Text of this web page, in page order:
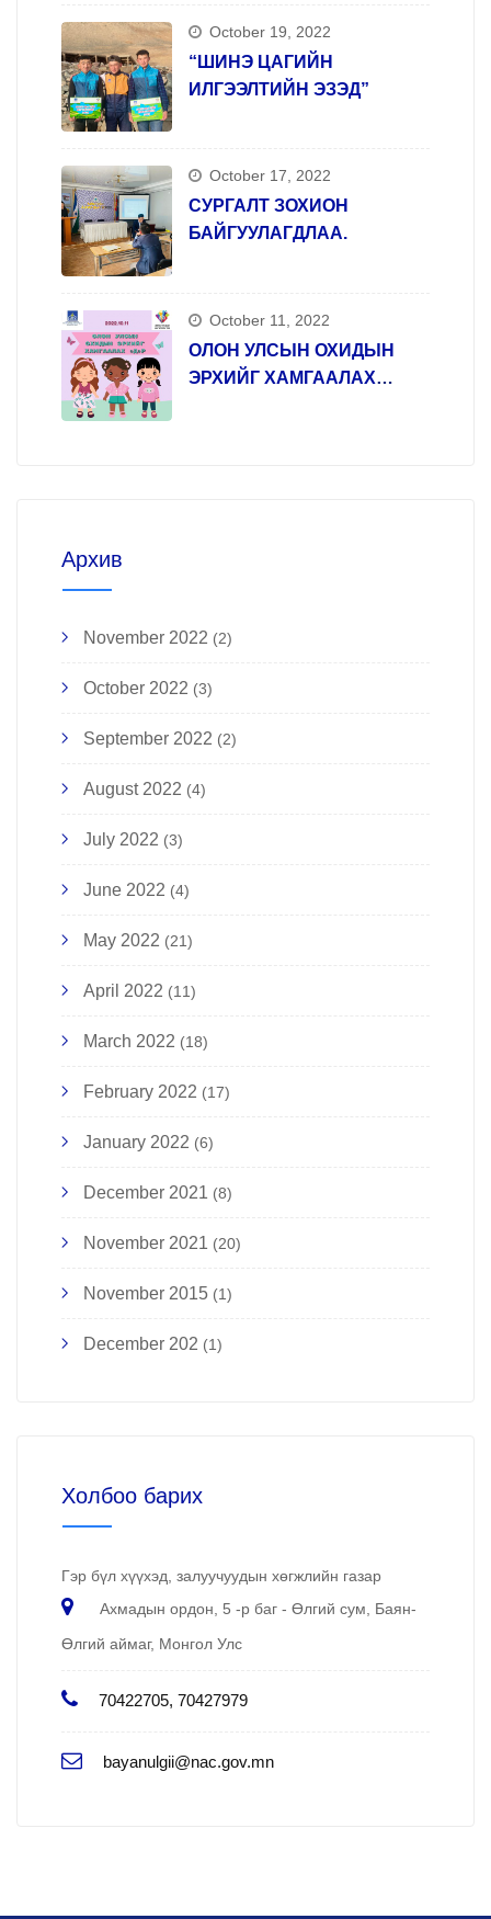
October 19, 2022
“ШИНЭ ЦАГИЙН
ИЛГЭЭЛТИЙН ЭЗЭД”
October 17, 2022
СУРГАЛТ ЗОХИОН
БАЙГУУЛАГДЛАА.
October 11, 2022
ОЛОН УЛСЫН ОХИДЫН
ЭРХИЙГ ХАМГААЛАХ
Архив
November 2022 (2)
October 2022 (3)
September 2022 (2)
August 2022 (4)
July 2022 (3)
June 2022 (4)
May 2022 (21)
April 2022 (11)
March 2022 (18)
February 2022 (17)
January 2022 (6)
December 2021 (8)
November 2021 (20)
November 2015 (1)
December 202 (1)
Холбоо барих
Гэр бүл хүүхэд, залуучуудын хөгжлийн газар
Ахмадын ордон, 5 -р баг - Өлгий сум, Баян-
Өлгий аймаг, Монгол Улс
70422705, 70427979
bayanulgii@nac.gov.mn